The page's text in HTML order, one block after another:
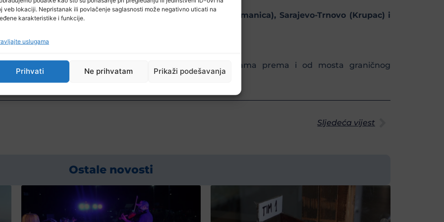
veb lokaciji. Nepristanak ili povlačenje saglasnosti može negativno uticati na
karakteristike i funkcije.
uslugama
Prihvati Ne prihvatam Prikaži podešavanja
i na magistralnim putevima:
Srebrenik-Orašje (tunel Ormanica), Sarajevo-Trnovo (Krupac) i
zadržavanja.
za teretna vozila i autobuse na saobraćajnicama prema i od mosta graničnog
Sljedeća vijest
Ostale novosti